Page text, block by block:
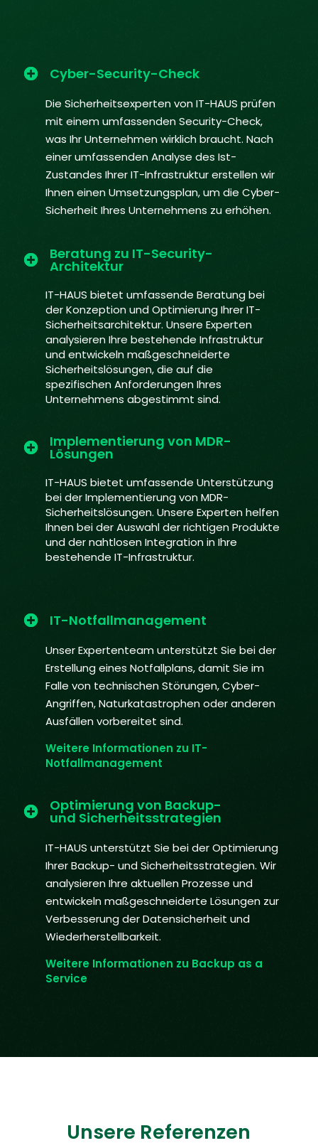
Cyber-Security-Check
Die Sicherheitsexperten von IT-HAUS prüfen
mit einem umfassenden Security-Check,
was Ihr Unternehmen wirklich braucht. Nach
einer umfassenden Analyse des Ist-
Zustandes Ihrer IT-Infrastruktur erstellen wir
Ihnen einen Umsetzungsplan, um die Cyber-
Sicherheit Ihres Unternehmens zu erhöhen.
Beratung zu IT-Security-
Architektur
IT-HAUS bietet umfassende Beratung bei
der Konzeption und Optimierung Ihrer IT-
Sicherheitsarchitektur. Unsere Experten
analysieren Ihre bestehende Infrastruktur
und entwickeln maßgeschneiderte
Sicherheitslösungen, die auf die
spezifischen Anforderungen Ihres
Unternehmens abgestimmt sind.
Implementierung von MDR-
Lösungen
IT-HAUS bietet umfassende Unterstützung
bei der Implementierung von MDR-
Sicherheitslösungen. Unsere Experten helfen
Ihnen bei der Auswahl der richtigen Produkte
und der nahtlosen Integration in Ihre
bestehende IT-Infrastruktur.
IT-Notfallmanagement
Unser Expertenteam unterstützt Sie bei der
Erstellung eines Notfallplans, damit Sie im
Falle von technischen Störungen, Cyber-
Angriffen, Naturkatastrophen oder anderen
Ausfällen vorbereitet sind.
Weitere Informationen zu IT-
Notfallmanagement
Optimierung von Backup-
und Sicherheitsstrategien
IT-HAUS unterstützt Sie bei der Optimierung
Ihrer Backup- und Sicherheitsstrategien. Wir
analysieren Ihre aktuellen Prozesse und
entwickeln maßgeschneiderte Lösungen zur
Verbesserung der Datensicherheit und
Wiederherstellbarkeit.
Weitere Informationen zu Backup as a
Service
Unsere Referenzen